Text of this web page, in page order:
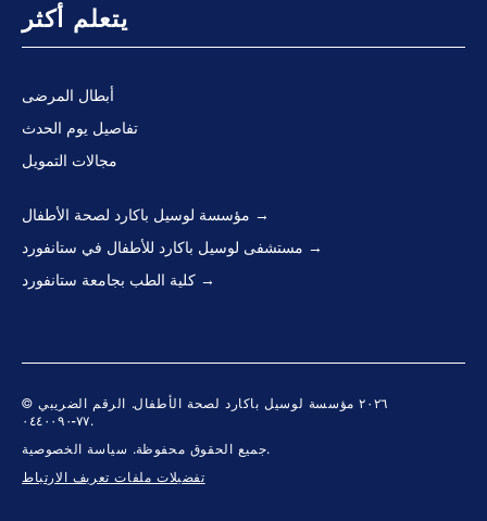
يتعلم أكثر
أبطال المرضى
تفاصيل يوم الحدث
مجالات التمويل
© ٢٠٢٦ مؤسسة لوسيل باكارد لصحة الأطفال. الرقم الضريبي
٧٧-٠٤٤٠٠٩٠.
جميع الحقوق محفوظة.سياسة الخصوصية.
تفضيلات ملفات تعريف الارتباط